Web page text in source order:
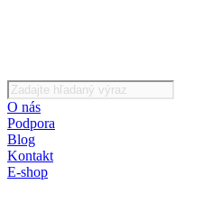
O nás
Podpora
Blog
Kontakt
E-shop